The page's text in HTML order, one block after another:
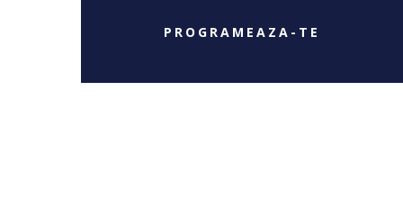
PROGRAMEAZA-TE